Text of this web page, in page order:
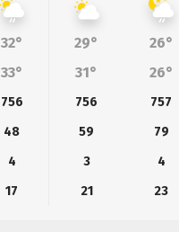
32° 29°
26°
33° 31° 26°
756 756
757
48 59
79
4 3
4
17 21 23